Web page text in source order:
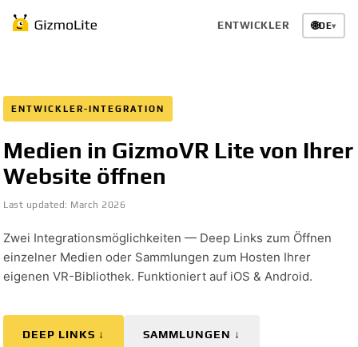
ENTWICKLER 🌐DE▾
ENTWICKLER-INTEGRATION
Medien in GizmoVR Lite von Ihrer
Website öffnen
Last updated: March 2026
Zwei Integrationsmöglichkeiten — Deep Links zum Öffnen
einzelner Medien oder Sammlungen zum Hosten Ihrer
eigenen VR-Bibliothek. Funktioniert auf iOS & Android.
DEEP LINKS ↓ SAMMLUNGEN ↓